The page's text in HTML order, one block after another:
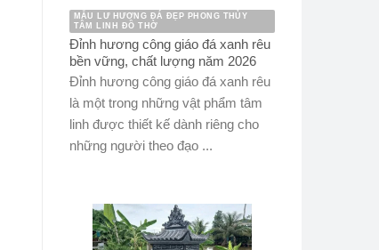
MẪU LƯ HƯƠNG ĐÁ ĐẸP PHONG THỦY
TÂM LINH ĐỒ THỜ
Đỉnh hương công giáo đá xanh rêu
bền vững, chất lượng năm 2026
Đỉnh hương công giáo đá xanh rêu
là một trong những vật phẩm tâm
linh được thiết kế dành riêng cho
những người theo đạo ...